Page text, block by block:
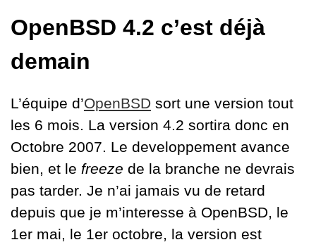
OpenBSD 4.2 c’est déjà
demain
L’équipe d’OpenBSDsort une version tout
les 6 mois. La version 4.2 sortira donc en
Octobre 2007. Le developpement avance
bien, et le freeze de la branche ne devrais
pas tarder. Je n’ai jamais vu de retard
depuis que je m’interesse à OpenBSD, le
1er mai, le 1er octobre, la version est